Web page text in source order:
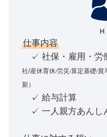
H
仕事内容
✓ 社保・雇用・労
社/産休育休/労災/算定基礎/賞
新）
✓ 給与計算
✓ 一人親方あんし